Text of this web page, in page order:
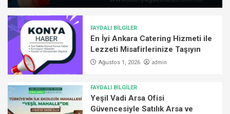
FAYDALI BİLGİLER
En İyi Ankara Catering Hizmeti ile
Lezzeti Misafirlerinize Taşıyın
Ağustos 1, 2026 admin
FAYDALI BİLGİLER
Yeşil Vadi Arsa Ofisi
Güvencesiyle Satılık Arsa ve